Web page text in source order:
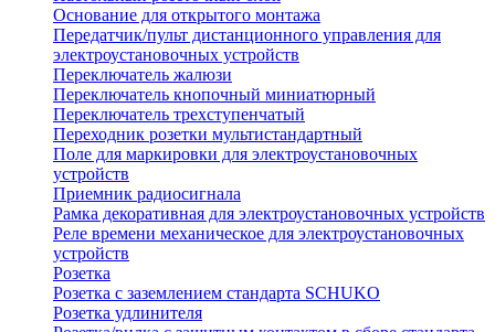
Основание для открытого монтажа
Передатчик/пульт дистанционного управления для
электроустановочных устройств
Переключатель жалюзи
Переключатель кнопочный миниатюрный
Переключатель трехступенчатый
Переходник розетки мультистандартный
Поле для маркировки для электроустановочных
устройств
Приемник радиосигнала
Рамка декоративная для электроустановочных устройств
Реле времени механическое для электроустановочных
устройств
Розетка
Розетка с заземлением стандарта SCHUKO
Розетка удлинителя